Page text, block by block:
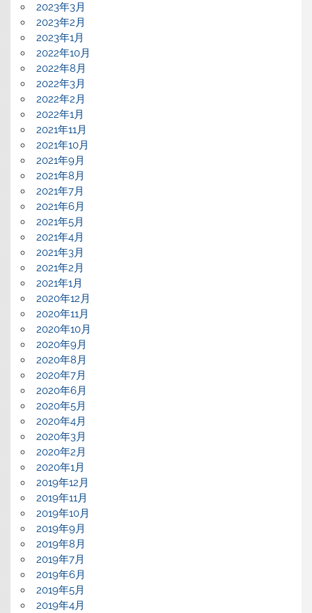
2023年3月
2023年2月
2023年1月
2022年10月
2022年8月
2022年3月
2022年2月
2022年1月
2021年11月
2021年10月
2021年9月
2021年8月
2021年7月
2021年6月
2021年5月
2021年4月
2021年3月
2021年2月
2021年1月
2020年12月
2020年11月
2020年10月
2020年9月
2020年8月
2020年7月
2020年6月
2020年5月
2020年4月
2020年3月
2020年2月
2020年1月
2019年12月
2019年11月
2019年10月
2019年9月
2019年8月
2019年7月
2019年6月
2019年5月
2019年4月